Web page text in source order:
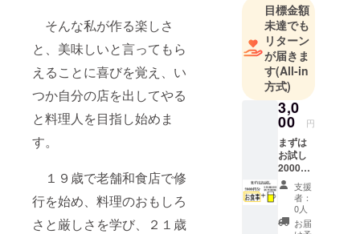
そんな私が作る楽しさ
と、美味しいと言ってもら
えることに喜びを覚え、い
つか自分の店を出してやる
と料理人を目指し始めま
す。
１９歳で老舗和食店で修
行を始め、料理のおもしろ
さと厳しさを学び、２１歳
目標金額
未達でも
リターン
が届きま
す(All-in
方式)
3,0
00 円
まずは
お試し
2000円
分のお
食事券
＋1回1
名様分
支援
者：
0人
お届